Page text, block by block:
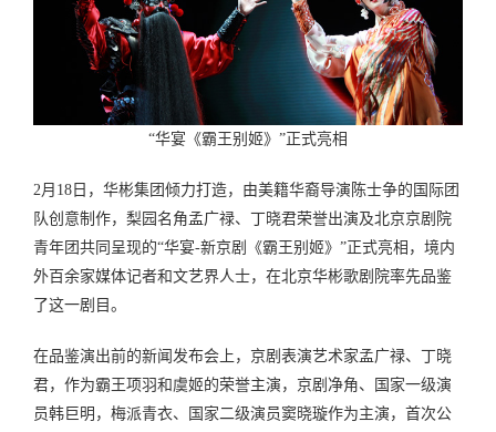
“华宴《霸王别姬》”正式亮相
2月18日，华彬集团倾力打造，由美籍华裔导演陈士争的国际团
队创意制作，梨园名角孟广禄、丁晓君荣誉出演及北京京剧院
青年团共同呈现的“华宴-新京剧《霸王别姬》”正式亮相，境内
外百余家媒体记者和文艺界人士，在北京华彬歌剧院率先品鉴
了这一剧目。
在品鉴演出前的新闻发布会上，京剧表演艺术家孟广禄、丁晓
君，作为霸王项羽和虞姬的荣誉主演，京剧净角、国家一级演
员韩巨明，梅派青衣、国家二级演员窦晓璇作为主演，首次公